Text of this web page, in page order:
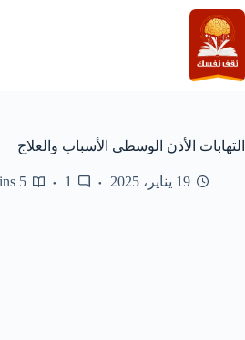
التجاوز
إلى
المحتوى
التهابات الأذن الوسطى الأسباب والعلاج
19 يناير، 2025 1
5 mins